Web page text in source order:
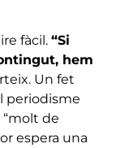
fàcil. “Si
hem
Un fet
periodisme
de
espera una